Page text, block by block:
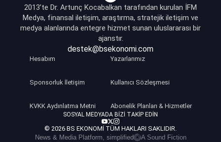
2013’te Dr. Artunç Kocabalkan tarafından kurulan İFM
Medya, finansal iletişim, araştırma, stratejik iletişim ve
medya alanlarında entegre hizmet sunan uluslararası bir
ajanstır.
destek@bsekonomi.com
Hesabım Yazarlarımız
Sponsorluk İletişim Kullanıcı Sözleşmesi
KVKK Aydınlatma Metni Abonelik Planları & Hizmetler
SOSYAL MEDYADA BIZI TAKIP EDIN
© 2026 BS EKONOMI TÜM HAKLARI SAKLIDIR.
News & Media Platform, simplified
A Sound Fiction